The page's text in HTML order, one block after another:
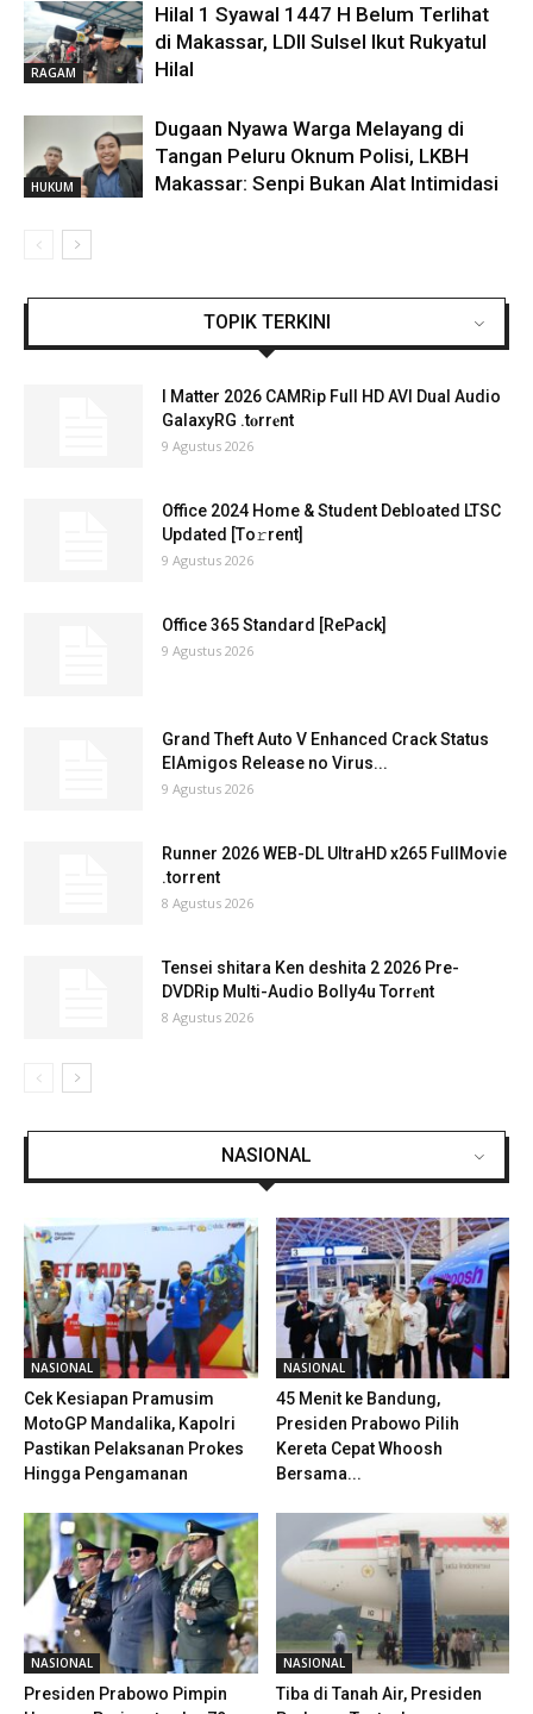
RAGAM
Hilal 1 Syawal 1447 H Belum Terlihat
di Makassar, LDII Sulsel Ikut Rukyatul
Hilal
HUKUM
Dugaan Nyawa Warga Melayang di
Tangan Peluru Oknum Polisi, LKBH
Makassar: Senpi Bukan Alat Intimidasi
TOPIK TERKINI
I Matter 2026 CAMRip Full HD AVI Dual Audio
GalaxyRG .t𝐨rr𝐞nt
9 Agustus 2026
Office 2024 Home & Student Debloated LTSC
Updated [Тo𝚛rent]
9 Agustus 2026
Office 365 Standard [RePаck]
9 Agustus 2026
Grand Theft Auto V Enhanced Crack Status
ElAmigos Release no Virus...
9 Agustus 2026
Runner 2026 WEB-DL UltraHD x265 FullMov𝗂e
.torrent
8 Agustus 2026
Tensei shitara Ken deshita 2 2026 Pre-
DVDRip Multi-Audio Bolly4u Torr𝐞nt
8 Agustus 2026
NASIONAL
NASIONAL
Cek Kesiapan Pramusim
MotoGP Mandalika, Kapolri
Pastikan Pelaksanan Prokes
Hingga Pengamanan
NASIONAL
45 Menit ke Bandung,
Presiden Prabowo Pilih
Kereta Cepat Whoosh
Bersama...
NASIONAL
Presiden Prabowo Pimpin
NASIONAL
Tiba di Tanah Air, Presiden